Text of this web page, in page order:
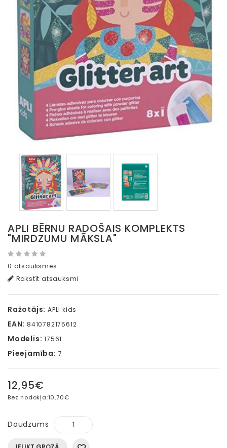
APLI BĒRNU RADOŠAIS KOMPLEKTS
"MIRDZUMU MĀKSLA"
0 atsauksmes
Rakstīt atsauksmi
Ražotājs: APLI kids
EAN: 8410782175612
Modelis: 17561
Pieejamība: 7
12,95€
Bez nodokļa:10,70€
Daudzums